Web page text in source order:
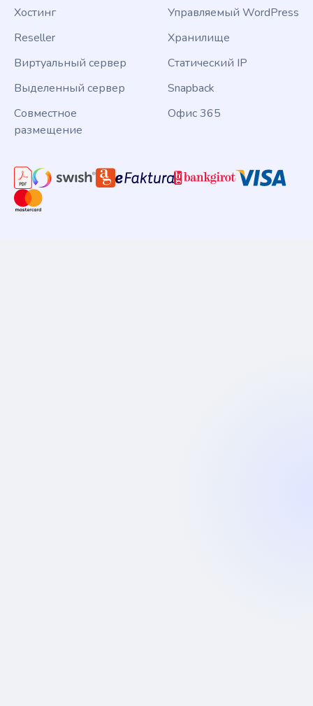
Хостинг
Reseller
Виртуальный сервер
Выделенный сервер
Совместное
размещение
Управляемый WordPress
Хранилище
Статический IP
Snapback
Офис 365